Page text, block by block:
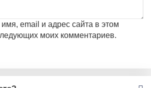
email и адрес сайта в этом
моих комментариев.